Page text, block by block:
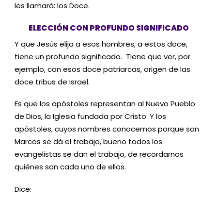
les llamará: los Doce.
ELECCIÓN CON PROFUNDO SIGNIFICADO
Y que Jesús elija a esos hombres, a estos doce,
tiene un profundo significado. Tiene que ver, por
ejemplo, con esos doce patriarcas, origen de las
doce tribus de Israel.
Es que los apóstoles representan al Nuevo Pueblo
de Dios, la Iglesia fundada por Cristo. Y los
apóstoles, cuyos nombres conocemos porque san
Marcos se dá el trabajo, bueno todos los
evangelistas se dan el trabajo, de recordarnos
quiénes son cada uno de ellos.
Dice: